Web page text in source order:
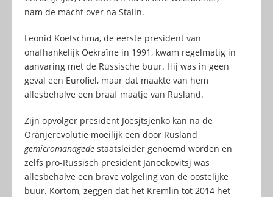
nam de macht over na Stalin.
Leonid Koetschma, de eerste president van
onafhankelijk Oekraïne in 1991, kwam regelmatig in
aanvaring met de Russische buur. Hij was in geen
geval een Eurofiel, maar dat maakte van hem
allesbehalve een braaf maatje van Rusland.
Zijn opvolger president Joesjtsjenko kan na de
Oranjerevolutie moeilijk een door Rusland
gemicromanagede staatsleider genoemd worden en
zelfs pro-Russisch president Janoekovitsj was
allesbehalve een brave volgeling van de oostelijke
buur. Kortom, zeggen dat het Kremlin tot 2014 het